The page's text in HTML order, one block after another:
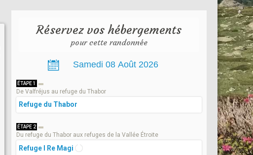
Réservez vos hébergements
pour cette randonnée
ÉTAPE 1
De Valfréjus au refuge du Thabor
Refuge du Thabor
ÉTAPE 2
Du refuge du Thabor aux refuges de la Vallée Étroite
Refuge I Re Magi